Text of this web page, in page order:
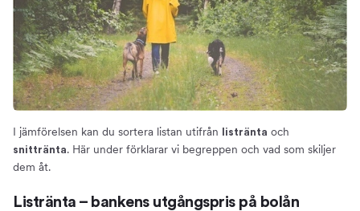
I jämförelsen kan du sortera listan utifrån listränta och
snittränta. Här under förklarar vi begreppen och vad som skiljer
dem åt.
Listränta – bankens utgångspris på bolån